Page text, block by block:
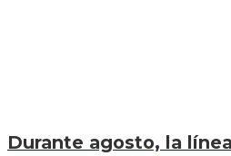
Durante agosto, la